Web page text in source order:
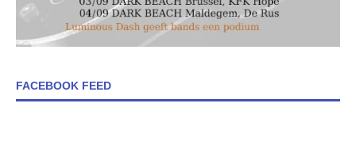
FACEBOOK FEED